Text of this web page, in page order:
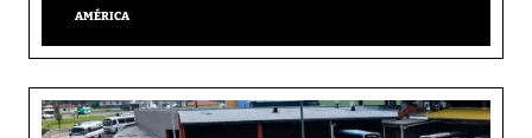
AMÉRICA